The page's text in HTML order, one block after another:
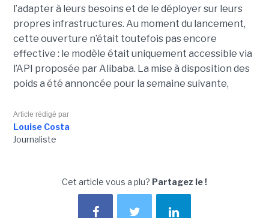
l’adapter à leurs besoins et de le déployer sur leurs
propres infrastructures. Au moment du lancement,
cette ouverture n’était toutefois pas encore
effective : le modèle était uniquement accessible via
l’API proposée par Alibaba. La mise à disposition des
poids a été annoncée pour la semaine suivante,
Article rédigé par
Louise Costa
Journaliste
Cet article vous a plu? Partagez le !